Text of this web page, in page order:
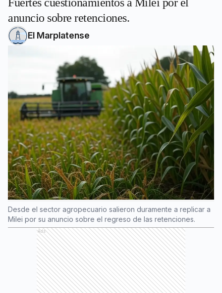
anuncio sobre retenciones.
El Marplatense
Desde el sector agropecuario salieron duramente a replicar a
Milei por su anuncio sobre el regreso de las retenciones.
Ads